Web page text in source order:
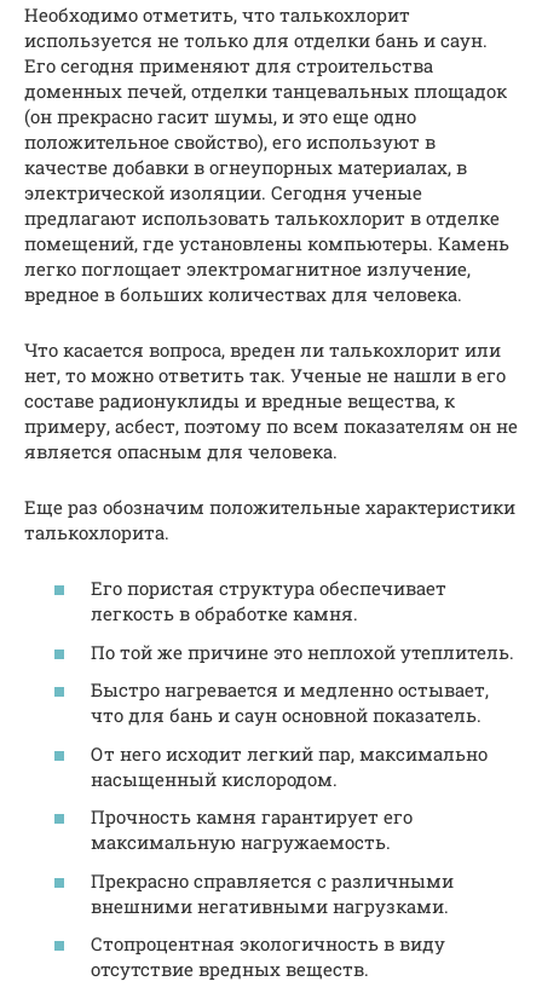
Необходимо отметить, что талькохлорит
используется не только для отделки бань и саун.
Его сегодня применяют для строительства
доменных печей, отделки танцевальных площадок
(он прекрасно гасит шумы, и это еще одно
положительное свойство), его используют в
качестве добавки в огнеупорных материалах, в
электрической изоляции. Сегодня ученые
предлагают использовать талькохлорит в отделке
помещений, где установлены компьютеры. Камень
легко поглощает электромагнитное излучение,
вредное в больших количествах для человека.
Что касается вопроса, вреден ли талькохлорит или
нет, то можно ответить так. Ученые не нашли в его
составе радионуклиды и вредные вещества, к
примеру, асбест, поэтому по всем показателям он не
является опасным для человека.
Еще раз обозначим положительные характеристики
талькохлорита.
Его пористая структура обеспечивает
легкость в обработке камня.
По той же причине это неплохой утеплитель.
Быстро нагревается и медленно остывает,
что для бань и саун основной показатель.
От него исходит легкий пар, максимально
насыщенный кислородом.
Прочность камня гарантирует его
максимальную нагружаемость.
Прекрасно справляется с различными
внешними негативными нагрузками.
Стопроцентная экологичность в виду
отсутствие вредных веществ.